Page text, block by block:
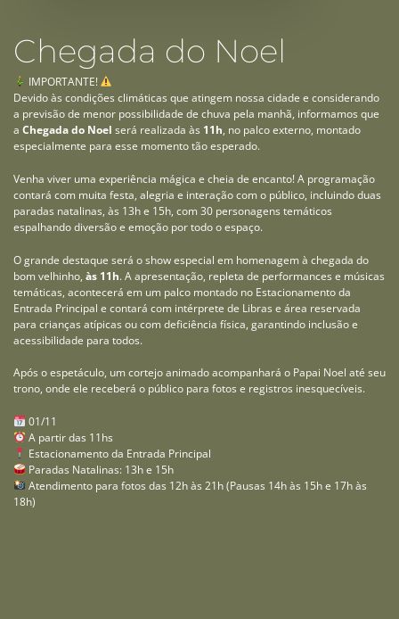
Chegada do Noel
IMPORTANTE!
Devido às condições climáticas que atingem nossa cidade e considerando
a previsão de menor possibilidade de chuva pela manhã, informamos que
a Chegada do Noel será realizada às 11h, no palco externo, montado
especialmente para esse momento tão esperado.
Venha viver uma experiência mágica e cheia de encanto! A programação
contará com muita festa, alegria e interação com o público, incluindo duas
paradas natalinas, às 13h e 15h, com 30 personagens temáticos
espalhando diversão e emoção por todo o espaço.
O grande destaque será o show especial em homenagem à chegada do
bom velhinho, às 11h. A apresentação, repleta de performances e músicas
temáticas, acontecerá em um palco montado no Estacionamento da
Entrada Principal e contará com intérprete de Libras e área reservada
para crianças atípicas ou com deficiência física, garantindo inclusão e
acessibilidade para todos.
Após o espetáculo, um cortejo animado acompanhará o Papai Noel até seu
trono, onde ele receberá o público para fotos e registros inesquecíveis.
01/11
A partir das 11hs
Estacionamento da Entrada Principal
Paradas Natalinas: 13h e 15h
Atendimento para fotos das 12h às 21h (Pausas 14h às 15h e 17h às
18h)